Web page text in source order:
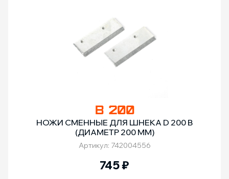
B 200
НОЖИ СМЕННЫЕ ДЛЯ ШНЕКА D 200 B
(ДИАМЕТР 200 ММ)
Артикул: 742004556
745₽